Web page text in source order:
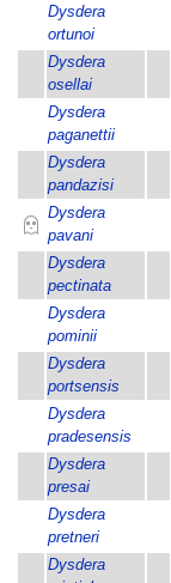
Dysdera
ortunoi
Dysdera
osellai
Dysdera
paganettii
Dysdera
pandazisi
Dysdera
pavani
Dysdera
pectinata
Dysdera
pominii
Dysdera
portsensis
Dysdera
pradesensis
Dysdera
presai
Dysdera
pretneri
Dysdera